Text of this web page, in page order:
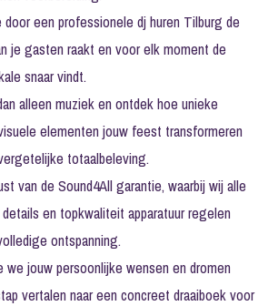
door een professionele dj huren Tilburg de
je gasten raakt en voor elk moment de
snaar vindt.
alleen muziek en ontdek hoe unieke
elementen jouw feest transformeren
totaalbeleving.
van de Sound4All garantie, waarbij wij alle
en topkwaliteit apparatuur regelen
ontspanning.
we jouw persoonlijke wensen en dromen
vertalen naar een concreet draaiboek voor